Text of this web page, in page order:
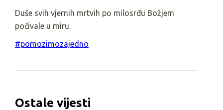
Duše svih vjernih mrtvih po milosrđu Božjem
počivale u miru.
#pomozimozajedno
Ostale vijesti